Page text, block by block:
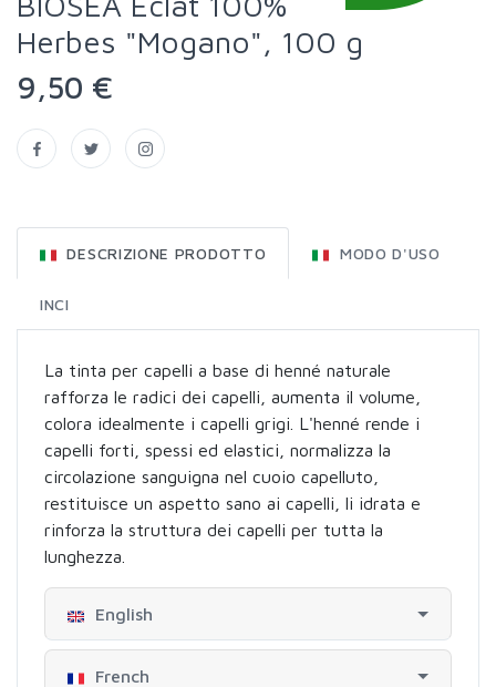
Herbes "Mogano", 100 g
9,50 €
DESCRIZIONE PRODOTTO MODO D'USO
INCI
La tinta per capelli a base di henné naturale
rafforza le radici dei capelli, aumenta il volume,
colora idealmente i capelli grigi. L'henné rende i
capelli forti, spessi ed elastici, normalizza la
circolazione sanguigna nel cuoio capelluto,
restituisce un aspetto sano ai capelli, li idrata e
rinforza la struttura dei capelli per tutta la
lunghezza.
English
French